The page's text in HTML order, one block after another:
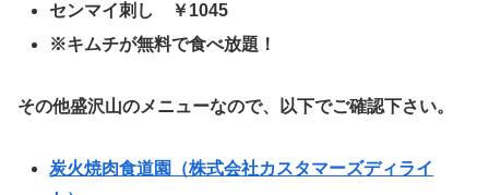
センマイ刺し ￥1045
※キムチが無料で食べ放題！
その他盛沢山のメニューなので、以下でご確認下さい。
炭火焼肉食道園（株式会社カスタマーズディライ